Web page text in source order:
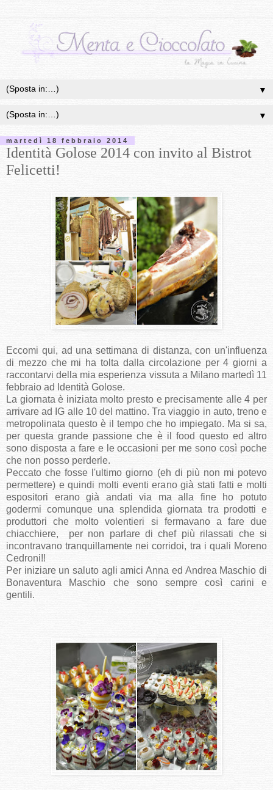
▼
▼
martedì 18 febbraio 2014
Identità Golose 2014 con invito al Bistrot
Felicetti!
Eccomi qui, ad una settimana di distanza, con un'influenza
di mezzo che mi ha tolta dalla circolazione per 4 giorni a
raccontarvi della mia esperienza vissuta a Milano martedì 11
febbraio ad Identità Golose.
La giornata è iniziata molto presto e precisamente alle 4 per
arrivare ad IG alle 10 del mattino. Tra viaggio in auto, treno e
metropolinata questo è il tempo che ho impiegato. Ma si sa,
per questa grande passione che è il food questo ed altro
sono disposta a fare e le occasioni per me sono così poche
che non posso perderle.
Peccato che fosse l'ultimo giorno (eh di più non mi potevo
permettere) e quindi molti eventi erano già stati fatti e molti
espositori erano già andati via ma alla fine ho potuto
godermi comunque una splendida giornata tra prodotti e
produttori che molto volentieri si fermavano a fare due
chiacchiere, per non parlare di chef più rilassati che si
incontravano tranquillamente nei corridoi, tra i quali Moreno
Cedroni!!
Per iniziare un saluto agli amici Anna ed Andrea Maschio di
Bonaventura Maschio che sono sempre così carini e
gentili.